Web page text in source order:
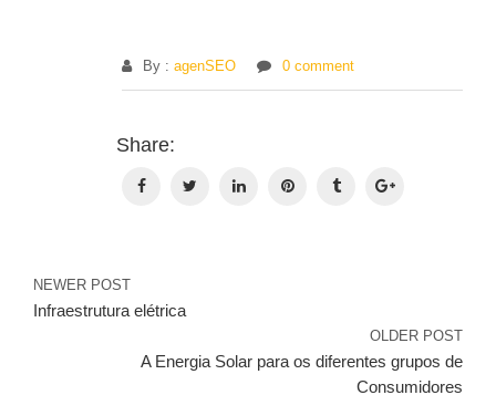
By : agenSEO 0 comment
Share:
NEWER POST
Infraestrutura elétrica
OLDER POST
A Energia Solar para os diferentes grupos de
Consumidores